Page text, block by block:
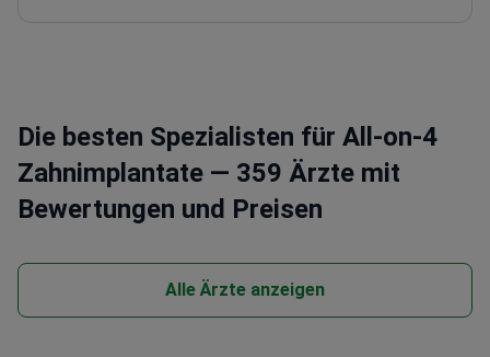
Die besten Spezialisten für All-on-4
Zahnimplantate — 359 Ärzte mit
Bewertungen und Preisen
Alle Ärzte anzeigen